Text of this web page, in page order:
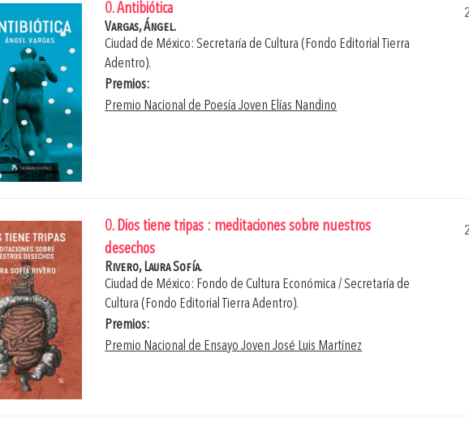
0. Antibiótica
Vargas, Ángel.
Ciudad de México: Secretaría de Cultura (Fondo Editorial Tierra
Adentro).
Premios:
Premio Nacional de Poesía Joven Elías Nandino
0. Dios tiene tripas : meditaciones sobre nuestros
desechos
Rivero, Laura Sofía.
Ciudad de México: Fondo de Cultura Económica / Secretaría de
Cultura (Fondo Editorial Tierra Adentro).
Premios:
Premio Nacional de Ensayo Joven José Luis Martínez